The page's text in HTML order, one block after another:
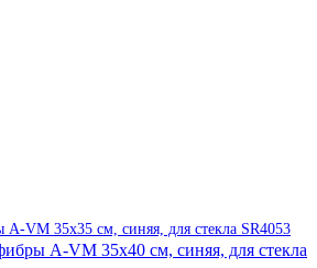
VM 35x35 см, синяя, для стекла SR4053